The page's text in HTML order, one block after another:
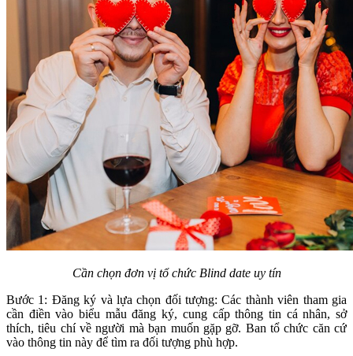
Cần chọn đơn vị tổ chức Blind date uy tín
Bước 1: Đăng ký và lựa chọn đối tượng: Các thành viên tham gia
cần điền vào biểu mẫu đăng ký, cung cấp thông tin cá nhân, sở
thích, tiêu chí về người mà bạn muốn gặp gỡ. Ban tổ chức căn cứ
vào thông tin này để tìm ra đối tượng phù hợp.